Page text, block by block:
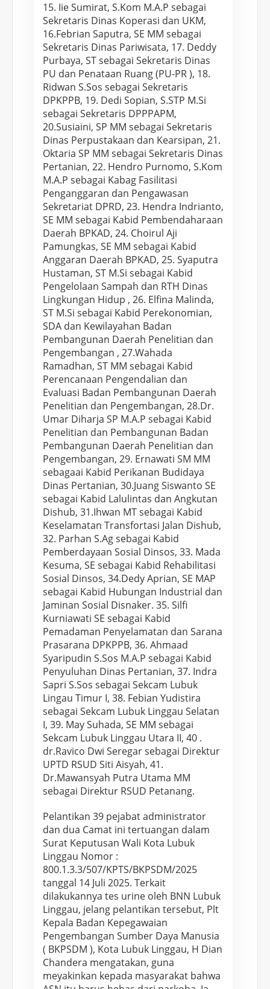
15. Iie Sumirat, S.Kom M.A.P sebagai
Sekretaris Dinas Koperasi dan UKM,
16.Febrian Saputra, SE MM sebagai
Sekretaris Dinas Pariwisata, 17. Deddy
Purbaya, ST sebagai Sekretaris Dinas
PU dan Penataan Ruang (PU-PR ), 18.
Ridwan S.Sos sebagai Sekretaris
DPKPPB, 19. Dedi Sopian, S.STP M.Si
sebagai Sekretaris DPPPAPM,
20.Susiaini, SP MM sebagai Sekretaris
Dinas Perpustakaan dan Kearsipan, 21.
Oktaria SP MM sebagai Sekretaris Dinas
Pertanian, 22. Hendro Purnomo, S.Kom
M.A.P sebagai Kabag Fasilitasi
Penganggaran dan Pengawasan
Sekretariat DPRD, 23. Hendra Indrianto,
SE MM sebagai Kabid Pembendaharaan
Daerah BPKAD, 24. Choirul Aji
Pamungkas, SE MM sebagai Kabid
Anggaran Daerah BPKAD, 25. Syaputra
Hustaman, ST M.Si sebagai Kabid
Pengelolaan Sampah dan RTH Dinas
Lingkungan Hidup , 26. Elfina Malinda,
ST M.Si sebagai Kabid Perekonomian,
SDA dan Kewilayahan Badan
Pembangunan Daerah Penelitian dan
Pengembangan , 27.Wahada
Ramadhan, ST MM sebagai Kabid
Perencanaan Pengendalian dan
Evaluasi Badan Pembangunan Daerah
Penelitian dan Pengembangan, 28.Dr.
Umar Diharja SP M.A.P sebagai Kabid
Penelitian dan Pembangunan Badan
Pembangunan Daerah Penelitian dan
Pengembangan, 29. Ernawati SM MM
sebagaai Kabid Perikanan Budidaya
Dinas Pertanian, 30.Juang Siswanto SE
sebagai Kabid Lalulintas dan Angkutan
Dishub, 31.Ihwan MT sebagai Kabid
Keselamatan Transfortasi Jalan Dishub,
32. Parhan S.Ag sebagai Kabid
Pemberdayaan Sosial Dinsos, 33. Mada
Kesuma, SE sebagai Kabid Rehabilitasi
Sosial Dinsos, 34.Dedy Aprian, SE MAP
sebagai Kabid Hubungan Industrial dan
Jaminan Sosial Disnaker. 35. Silfi
Kurniawati SE sebagai Kabid
Pemadaman Penyelamatan dan Sarana
Prasarana DPKPPB, 36. Ahmaad
Syaripudin S.Sos M.A.P sebagai Kabid
Penyuluhan Dinas Pertanian, 37. Indra
Sapri S.Sos sebagai Sekcam Lubuk
Lingau Timur I, 38. Febian Yudistira
sebagai Sekcam Lubuk Linggau Selatan
I, 39. May Suhada, SE MM sebagai
Sekcam Lubuk Linggau Utara II, 40 .
dr.Ravico Dwi Seregar sebagai Direktur
UPTD RSUD Siti Aisyah, 41.
Dr.Mawansyah Putra Utama MM
sebagai Direktur RSUD Petanang.
Pelantikan 39 pejabat administrator
dan dua Camat ini tertuangan dalam
Surat Keputusan Wali Kota Lubuk
Linggau Nomor :
800.1.3.3/507/KPTS/BKPSDM/2025
tanggal 14 Juli 2025. Terkait
dilakukannya tes urine oleh BNN Lubuk
Linggau, jelang pelantikan tersebut, Plt
Kepala Badan Kepegawaian
Pengembangan Sumber Daya Manusia
( BKPSDM ), Kota Lubuk Linggau, H Dian
Chandera mengatakan, guna
meyakinkan kepada masyarakat bahwa